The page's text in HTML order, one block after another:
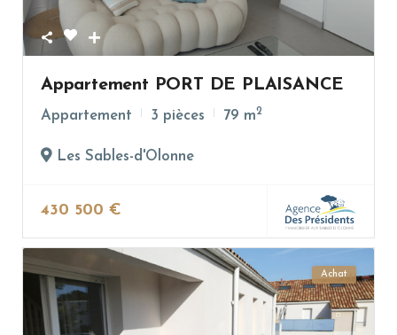
Appartement PORT DE PLAISANCE
Appartement 3 pièces 79 m2
Les Sables-d'Olonne
430 500 €
Achat